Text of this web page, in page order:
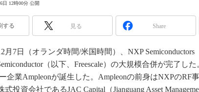
エレクトロニクス入
踊るバズワード ～Behind the
Buzzword
この10年で起こったこと、次の10年
製品分解で探るアジアの新トレンド
光伝送技術を知る
“異端児エンジニア”が仕掛けた社内
日 12時00分 公開
する 見る Share
月7日（オランダ時間/米国時間）、NXP Semiconductors
（以下、Freescale）の大規模合併が完了し
企業Ampleonが誕生した。Ampleonの前身はNXPのRF
式投資会社であるJAC Capital（Jianguang Asset